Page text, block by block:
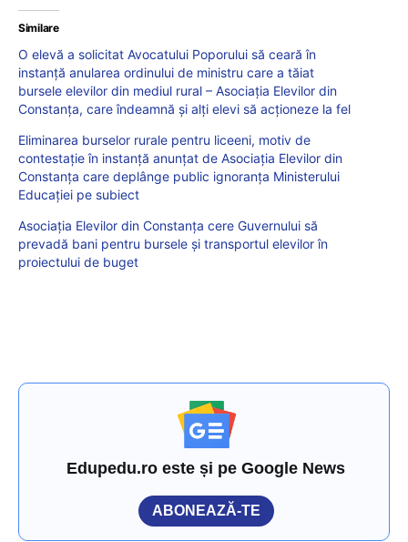
Similare
O elevă a solicitat Avocatului Poporului să ceară în
instanță anularea ordinului de ministru care a tăiat
bursele elevilor din mediul rural – Asociația Elevilor din
Constanța, care îndeamnă și alți elevi să acționeze la fel
Eliminarea burselor rurale pentru liceeni, motiv de
contestație în instanță anunțat de Asociația Elevilor din
Constanța care deplânge public ignoranța Ministerului
Educației pe subiect
Asociația Elevilor din Constanța cere Guvernului să
prevadă bani pentru bursele și transportul elevilor în
proiectului de buget
Edupedu.ro este și pe Google News
ABONEAZĂ-TE